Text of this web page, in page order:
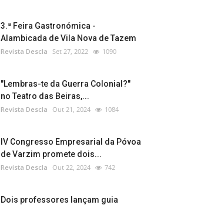
3.ª Feira Gastronómica -
Alambicada de Vila Nova de Tazem
Revista Descla Set 27, 2022 1090
"Lembras-te da Guerra Colonial?"
no Teatro das Beiras,...
Revista Descla Out 21, 2024 1084
IV Congresso Empresarial da Póvoa
de Varzim promete dois...
Revista Descla Out 22, 2024 742
Dois professores lançam guia